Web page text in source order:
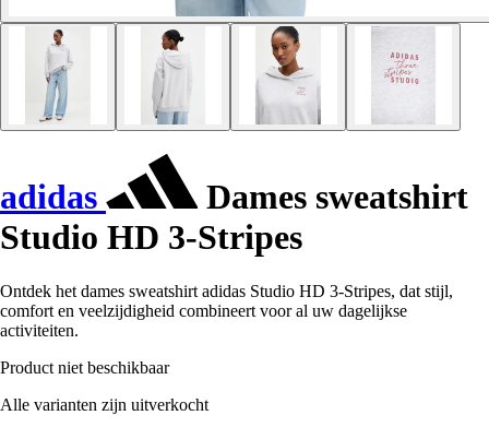
adidas
Dames sweatshirt
Studio HD 3-Stripes
Ontdek het dames sweatshirt adidas Studio HD 3-Stripes, dat stijl,
comfort en veelzijdigheid combineert voor al uw dagelijkse
activiteiten.
Product niet beschikbaar
Alle varianten zijn uitverkocht